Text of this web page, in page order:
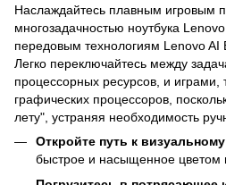
Наслаждайтесь плавным игровым
многозадачностью ноутбука
передовым технологиям Lenovo AI
Легко переключайтесь между
процессорных ресурсов, и
графических процессоров,
лету", устраняя необходимость
Откройте путь к
быстрое и насыщенное цветом